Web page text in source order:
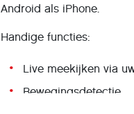
Android als iPhone.
Handige functies:
Live meekijken via
Bewegingsdetectie.